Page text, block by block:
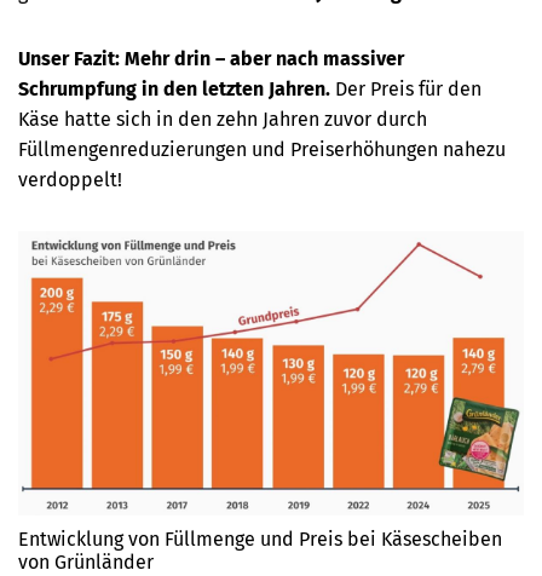
Unser Fazit: Mehr drin – aber nach massiver
Schrumpfung in den letzten Jahren. Der Preis für den
Käse hatte sich in den zehn Jahren zuvor durch
Füllmengenreduzierungen und Preiserhöhungen nahezu
verdoppelt!
Entwicklung von Füllmenge und Preis bei Käsescheiben
von Grünländer